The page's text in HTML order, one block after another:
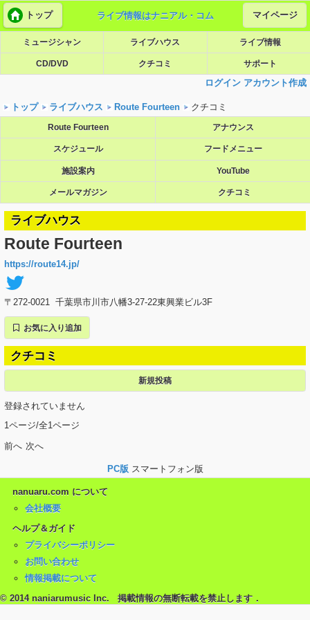
トップ ライブ情報はナニアル・コム マイページ
ミュージシャン ライブハウス ライブ情報
CD/DVD クチコミ サポート
ログイン アカウント作成
トップ ライブハウス Route Fourteen クチコミ
Route Fourteen アナウンス
スケジュール フードメニュー
施設案内 YouTube
メールマガジン クチコミ
ライブハウス
Route Fourteen
https://route14.jp/
〒272-0021 千葉県市川市八幡3-27-22東興業ビル3F
お気に入り追加
クチコミ
新規投稿
登録されていません
1ページ/全1ページ
前へ 次へ
PC版 スマートフォン版
nanuaru.com について
会社概要
ヘルプ＆ガイド
プライバシーポリシー
お問い合わせ
情報掲載について
© 2014 naniarumusic Inc. 掲載情報の無断転載を禁止します．